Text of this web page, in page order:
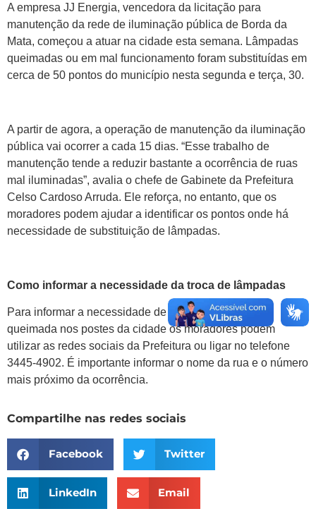
A empresa JJ Energia, vencedora da licitação para
manutenção da rede de iluminação pública de Borda da
Mata, começou a atuar na cidade esta semana. Lâmpadas
queimadas ou em mal funcionamento foram substituídas em
cerca de 50 pontos do município nesta segunda e terça, 30.
A partir de agora, a operação de manutenção da iluminação
pública vai ocorrer a cada 15 dias. “Esse trabalho de
manutenção tende a reduzir bastante a ocorrência de ruas
mal iluminadas”, avalia o chefe de Gabinete da Prefeitura
Celso Cardoso Arruda. Ele reforça, no entanto, que os
moradores podem ajudar a identificar os pontos onde há
necessidade de substituição de lâmpadas.
Como informar a necessidade da troca de lâmpadas
Para informar a necessidade de trocar uma lâmpada
queimada nos postes da cidade os moradores podem
utilizar as redes sociais da Prefeitura ou ligar no telefone
3445-4902. É importante informar o nome da rua e o número
mais próximo da ocorrência.
Compartilhe nas redes sociais
Facebook Twitter
LinkedIn Email